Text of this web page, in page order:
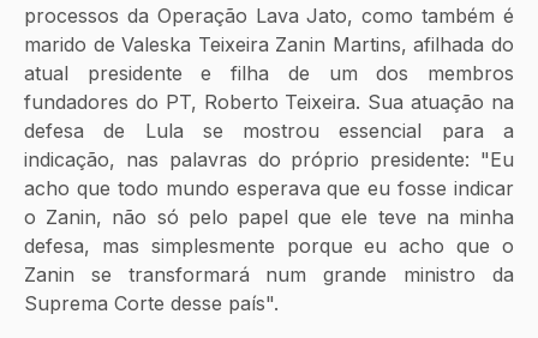
processos da Operação Lava Jato, como também é
marido de Valeska Teixeira Zanin Martins, afilhada do
atual presidente e filha de um dos membros
fundadores do PT, Roberto Teixeira. Sua atuação na
defesa de Lula se mostrou essencial para a
indicação, nas palavras do próprio presidente: "Eu
acho que todo mundo esperava que eu fosse indicar
o Zanin, não só pelo papel que ele teve na minha
defesa, mas simplesmente porque eu acho que o
Zanin se transformará num grande ministro da
Suprema Corte desse país".